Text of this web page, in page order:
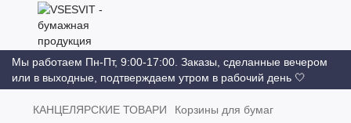
Мы работаем Пн-Пт, 9:00-17:00. Заказы, сделанные вечером
или в выходные, подтверждаем утром в рабочий день 🤍
КАНЦЕЛЯРСКИЕ ТОВАРИ Корзины для бумаг